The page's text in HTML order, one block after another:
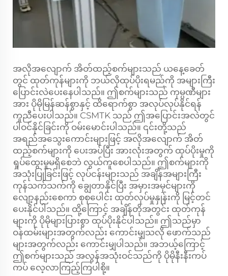
အလိုအလျောက် အိတ်ထည့်စက်များသည် ယနေ့ခေတ်
တွင် ထုတ်ကုန်များကို ဘယ်လိုထုပ်ပိုးရမည်ကို အများကြီး
ပြောင်းလဲပေးနေပါသည်။ ဤစက်များသည် ကုမ္ပဏီများ
အား ပိုမိုမြန်ဆန်စွာနှင့် ထိရောက်စွာ အလုပ်လုပ်နိုင်ရန်
ကူညီပေးပါသည်။ CSMTK သည် ဤအပြောင်းအလဲတွင်
ပါဝင်နိုင်ခြင်းကို ဝမ်းမောင်းပါသည်။ ၎င်းတို့သည်
အရည်အသွေးကောင်းများဖြင့် အလိုအလျောက် အိတ်
ထည့်စက်များကို ပေးအပ်ပြီး အားလုံးအတွက် ထုပ်ပိုးမှုကို
ရှုပ်ထွေးမှုမရှိစေဘဲ လွယ်ကူစေပါသည်။ ဤစက်များကို
အသုံးပြုခြင်းဖြင့် လုပ်ငန်းများသည် အချိန်အများကြီး
ကုန်သက်သက်ကို ချွေတာနိုင်ပြီး အမှားအမှင်များကို
လျော့နည်းစေကာ စုစုပေါင်း ထုတ်လုပ်မှုနှုန်းကို မြင့်တင်
ပေးနိုင်ပါသည်။ ထို့ကြောင့် အချိန်တိုအတွင်း ထုတ်ကုန်
များကို ပိုမိုများပြားစွာ ထုပ်ပိုးနိုင်ပါသည်။ ဤသည်မှာ
ဝန်ထမ်းများအတွက်လည်း ကောင်းမျှသလို ဖောက်သည်
များအတွက်လည်း ကောင်းမျှပါသည်။ အဘယ့်ကြောင့်
ဤစက်များသည် အလွန်အသုံးဝင်သည်ကို ပိုမိုနီးနီးကပ်
ကပ် လေ့လာကြည့်ကြပါစို့။